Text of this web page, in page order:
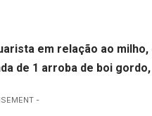
em relação ao milho,
de 1 arroba de boi
-